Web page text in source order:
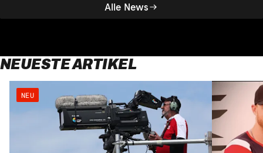
Alle News
NEUESTE ARTIKEL
NEU